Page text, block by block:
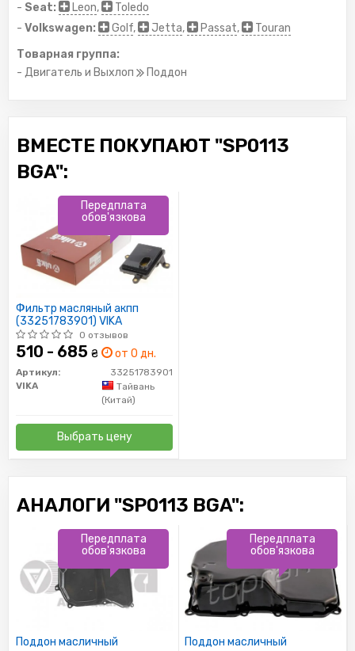
- Seat: Leon,
Toledo
- Volkswagen: Golf, Jetta, Passat,
Touran
Товарная группа:
- Двигатель и Выхлоп
Поддон
ВМЕСТЕ ПОКУПАЮТ "SP0113
BGA":
Фильтр масляный акпп
(33251783901) VIKA
0 отзывов
510 - 685 ₴ от 0 дн.
Артикул:
33251783901
VIKA
Тайвань
(Китай)
Выбрать цену
Передплата
обов'язкова
АНАЛОГИ "SP0113 BGA":
Поддон масличный
Передплата
обов'язкова
Поддон масличный
Передплата
обов'язкова